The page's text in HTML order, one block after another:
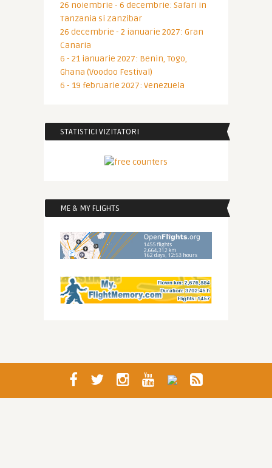
26 noiembrie - 6 decembrie: Safari in
Tanzania si Zanzibar
26 decembrie - 2 ianuarie 2027: Gran
Canaria
6 - 21 ianuarie 2027: Benin, Togo,
Ghana (Voodoo Festival)
6 - 19 februarie 2027: Venezuela
STATISTICI VIZITATORI
ME & MY FLIGHTS